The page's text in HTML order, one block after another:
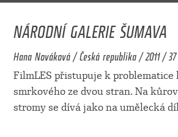
NÁRODNÍ GALERIE ŠUMAVA
Hana Nováková / Česká republika / 2011 /
FilmLES přistupuje k problematice
smrkového ze dvou stran. Na
stromy se dívá jako na umělecká